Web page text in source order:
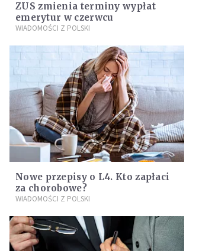
ZUS zmienia terminy wypłat
emerytur w czerwcu
WIADOMOŚCI Z POLSKI
Nowe przepisy o L4. Kto zapłaci
za chorobowe?
WIADOMOŚCI Z POLSKI